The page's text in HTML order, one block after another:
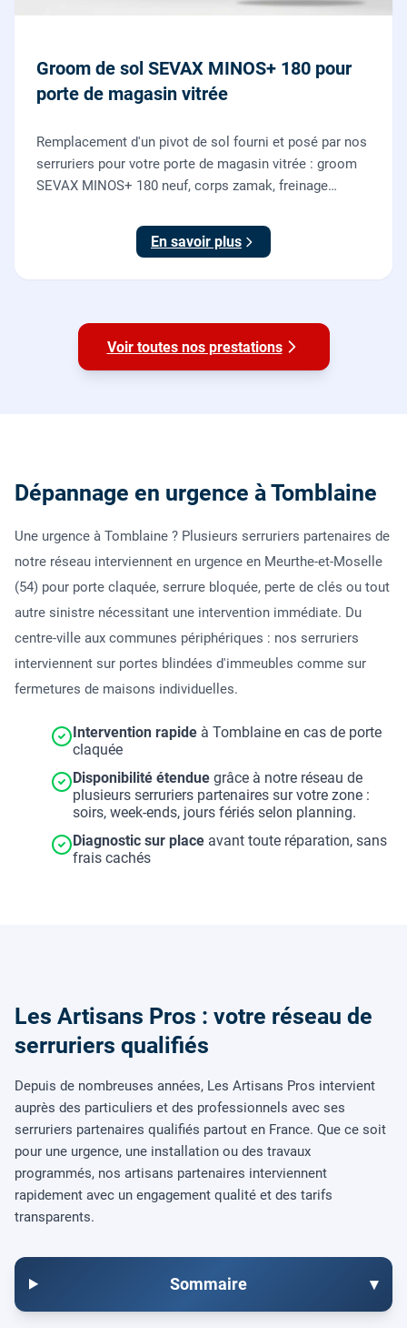
Groom de sol SEVAX MINOS+ 180 pour
porte de magasin vitrée
Remplacement d'un pivot de sol fourni et posé par nos
serruriers pour votre porte de magasin vitrée : groom
SEVAX MINOS+ 180 neuf, corps zamak, freinage
sol, réglage et essais. 995 euros HT (1194 TTC).
En savoir plus
Voir toutes nos prestations
Dépannage en urgence à Tomblaine
Une urgence à Tomblaine ? Plusieurs serruriers partenaires de
notre réseau interviennent en urgence en Meurthe-et-Moselle
(54) pour porte claquée, serrure bloquée, perte de clés ou tout
autre sinistre nécessitant une intervention immédiate. Du
centre-ville aux communes périphériques : nos serruriers
interviennent sur portes blindées d'immeubles comme sur
fermetures de maisons individuelles.
Intervention rapide à Tomblaine en cas de porte
claquée
Disponibilité étendue grâce à notre réseau de
plusieurs serruriers partenaires sur votre zone :
soirs, week-ends, jours fériés selon planning.
Diagnostic sur place avant toute réparation, sans
frais cachés
Les Artisans Pros : votre réseau de
serruriers qualifiés
Depuis de nombreuses années, Les Artisans Pros intervient
auprès des particuliers et des professionnels avec ses
serruriers partenaires qualifiés partout en France. Que ce soit
pour une urgence, une installation ou des travaux
programmés, nos artisans partenaires interviennent
rapidement avec un engagement qualité et des tarifs
transparents.
Sommaire ▾